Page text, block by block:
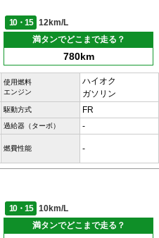
10・15
12km/L
満タンでどこまで走る？
780km
使用燃料
エンジン
ハイオク
ガソリン
駆動方式 FR
過給器（ターボ） -
燃費性能 -
10・15
10km/L
満タンでどこまで走る？